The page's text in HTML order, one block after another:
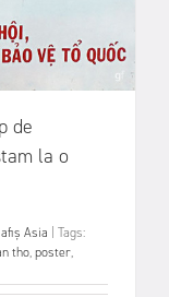
de
la o
afiș Asia
Tags:
tho,poster,